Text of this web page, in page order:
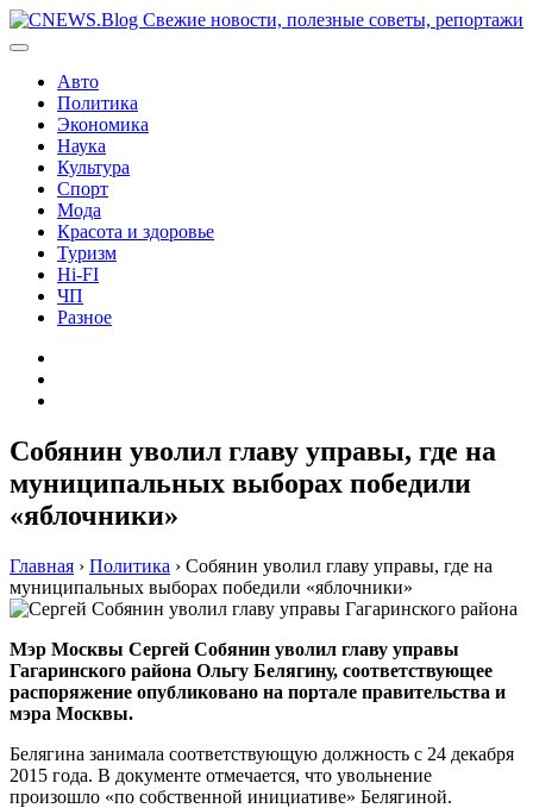
Перейти
к
Авто
Политика
Экономика
Наука
Культура
Спорт
Мода
Красота и здоровье
Туризм
Hi-FI
ЧП
Разное
Собянин уволил главу управы, где на
муниципальных выборах победили
«яблочники»
Главная › Политика › Собянин уволил главу управы, где на
муниципальных выборах победили «яблочники»
Мэр Москвы Сергей Собянин уволил главу управы
Гагаринского района Ольгу Белягину, соответствующее
распоряжение опубликовано на портале правительства и
мэра Москвы.
Белягина занимала соответствующую должность с 24 декабря
2015 года. В документе отмечается, что увольнение
произошло «по собственной инициативе» Белягиной.